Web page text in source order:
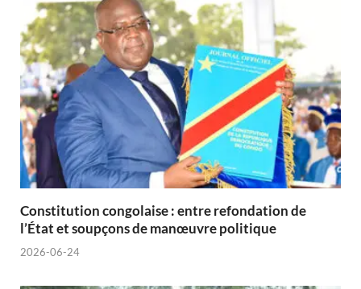
Constitution congolaise : entre refondation de
l’État et soupçons de manœuvre politique
2026-06-24